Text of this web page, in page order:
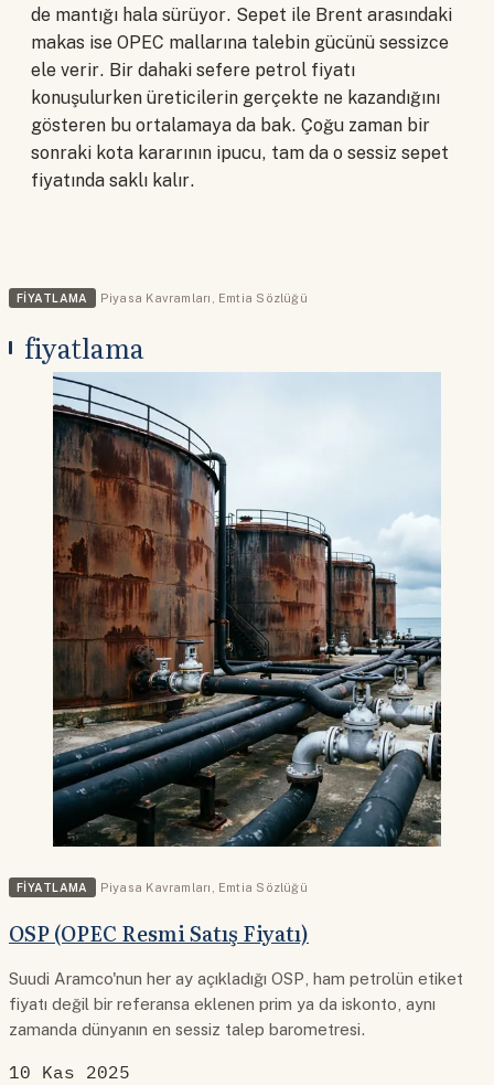
de mantığı hala sürüyor. Sepet ile Brent arasındaki
makas ise OPEC mallarına talebin gücünü sessizce
ele verir. Bir dahaki sefere petrol fiyatı
konuşulurken üreticilerin gerçekte ne kazandığını
gösteren bu ortalamaya da bak. Çoğu zaman bir
sonraki kota kararının ipucu, tam da o sessiz sepet
fiyatında saklı kalır.
FIYATLAMA Piyasa Kavramları , Emtia Sözlüğü
fiyatlama
FIYATLAMA Piyasa Kavramları , Emtia Sözlüğü
OSP (OPEC Resmi Satış Fiyatı)
Suudi Aramco'nun her ay açıkladığı OSP, ham petrolün etiket
fiyatı değil bir referansa eklenen prim ya da iskonto, aynı
zamanda dünyanın en sessiz talep barometresi.
10 Kas 2025